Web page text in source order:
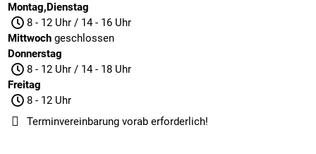
Montag,Dienstag
8 - 12 Uhr / 14 - 16 Uhr
Mittwochgeschlossen
Donnerstag
8 - 12 Uhr / 14 - 18 Uhr
Freitag
8 - 12 Uhr
Terminvereinbarungvorab erforderlich!